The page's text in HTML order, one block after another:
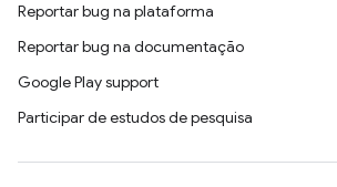
Reportar bug na plataforma
Reportar bug na documentação
Google Play support
Participar de estudos de pesquisa